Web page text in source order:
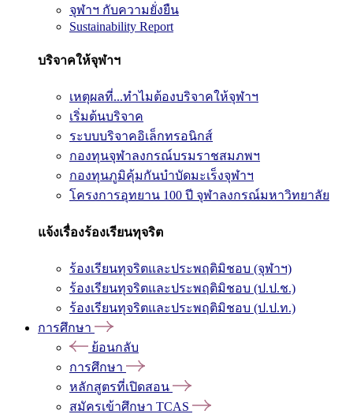
จุฬาฯ กับความยั่งยืน
Sustainability Report
บริจาคให้จุฬาฯ
เหตุผลที่...ทำไมต้องบริจาคให้จุฬาฯ
เริ่มต้นบริจาค
ระบบบริจาคอิเล็กทรอนิกส์
กองทุนจุฬาลงกรณ์บรมราชสมภพฯ
กองทุนภูมิคุ้มกันบำบัดมะเร็งจุฬาฯ
โครงการอุทยาน 100 ปี จุฬาลงกรณ์มหาวิทยาลัย
แจ้งเรื่องร้องเรียนทุจริต
ร้องเรียนทุจริตและประพฤติมิชอบ (จุฬาฯ)
ร้องเรียนทุจริตและประพฤติมิชอบ (ป.ป.ช.)
ร้องเรียนทุจริตและประพฤติมิชอบ (ป.ป.ท.)
การศึกษา
ย้อนกลับ
การศึกษา
หลักสูตรที่เปิดสอน
สมัครเข้าศึกษา TCAS